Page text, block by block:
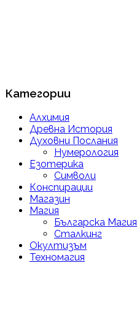
Категории
Алхимия
Древна История
Духовни Послания
Нумерология
Езотерика
Символи
Конспирации
Магазин
Магия
Българска Магия
Сталкинг
Окултизъм
Техномагия